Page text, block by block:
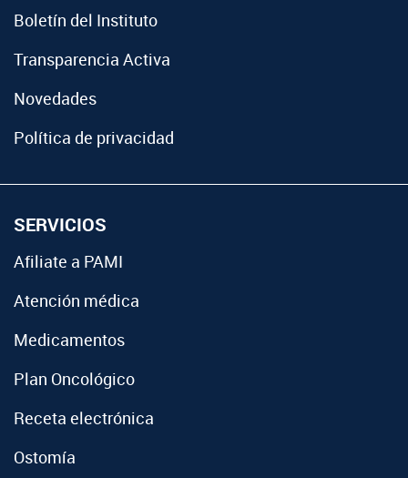
Boletín del Instituto
Transparencia Activa
Novedades
Política de privacidad
SERVICIOS
Afiliate a PAMI
Atención médica
Medicamentos
Plan Oncológico
Receta electrónica
Ostomía